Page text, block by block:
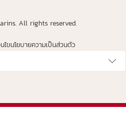
All rights reserved.
ไขนโยบายความเป็นส่วนตัว